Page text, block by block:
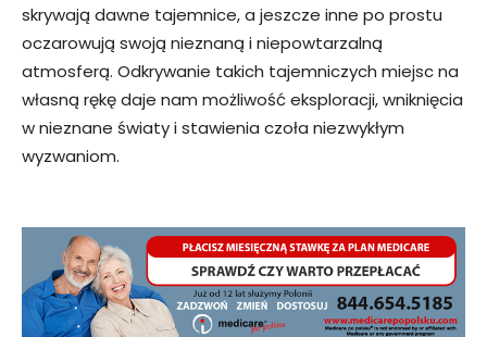
skrywają dawne tajemnice, a jeszcze inne po prostu
oczarowują swoją nieznaną i niepowtarzalną
atmosferą. Odkrywanie takich tajemniczych miejsc na
własną rękę daje nam możliwość eksploracji, wniknięcia
w nieznane światy i stawienia czoła niezwykłym
wyzwaniom.